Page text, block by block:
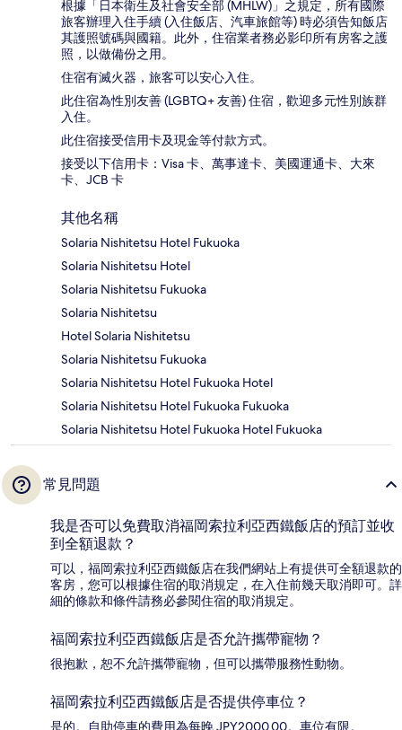
根據「日本衛生及社會安全部 (MHLW)」之規定，所有國際
旅客辦理入住手續 (入住飯店、汽車旅館等) 時必須告知飯店
其護照號碼與國籍。此外，住宿業者務必影印所有房客之護
照，以做備份之用。
住宿有滅火器，旅客可以安心入住。
此住宿為性別友善 (LGBTQ+ 友善) 住宿，歡迎多元性別族群
入住。
此住宿接受信用卡及現金等付款方式。
接受以下信用卡：Visa 卡、萬事達卡、美國運通卡、大來
卡、JCB 卡
其他名稱
Solaria Nishitetsu Hotel Fukuoka
Solaria Nishitetsu Hotel
Solaria Nishitetsu Fukuoka
Solaria Nishitetsu
Hotel Solaria Nishitetsu
Solaria Nishitetsu Fukuoka
Solaria Nishitetsu Hotel Fukuoka Hotel
Solaria Nishitetsu Hotel Fukuoka Fukuoka
Solaria Nishitetsu Hotel Fukuoka Hotel Fukuoka
常見問題
我是否可以免費取消福岡索拉利亞西鐵飯店的預訂並收
到全額退款？
可以，福岡索拉利亞西鐵飯店在我們網站上有提供可全額退款的
客房，您可以根據住宿的取消規定，在入住前幾天取消即可。詳
細的條款和條件請務必參閱住宿的取消規定。
福岡索拉利亞西鐵飯店是否允許攜帶寵物？
很抱歉，恕不允許攜帶寵物，但可以攜帶服務性動物。
福岡索拉利亞西鐵飯店是否提供停車位？
是的。自助停車的費用為每晚 JPY2000.00。車位有限。